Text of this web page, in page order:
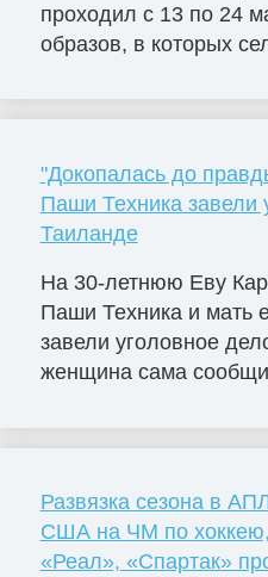
проходил с 13 по 24
образов, в которых
"Докопалась до
Паши Техника завели
Таиланде
На 30-летнюю Еву
Паши Техника и мать
завели уголовное
женщина сама
Развязка сезона в
США на ЧМ по
«Реал», «Спартак»